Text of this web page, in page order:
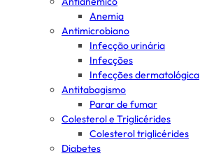
Anemia
Antimicrobiano
Infecção urinária
Infecções
Infecções dermatológica
Antitabagismo
Parar de fumar
Colesterol e Triglicérides
Colesterol triglicérides
Diabetes